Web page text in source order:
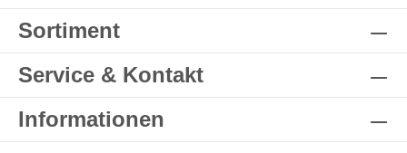
Sortiment
Service & Kontakt
Informationen